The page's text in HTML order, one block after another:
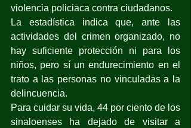
violencia policiaca contra ciudadanos.
La estadística indica que, ante las
actividades del crimen organizado, no
hay suficiente protección ni para los
niños, pero sí un endurecimiento en el
trato a las personas no vinculadas a la
delincuencia.
Para cuidar su vida, 44 por ciento de los
sinaloenses ha dejado de visitar a